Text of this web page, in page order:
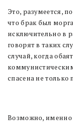
Это, разумеется,
что брак был
исключительно в
говорят в таких
случай, когда
спасена не только
Возможно, именно